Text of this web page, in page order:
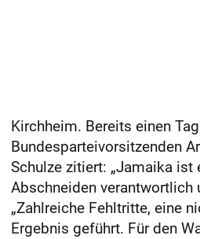
Kirchheim. Bereits einen
Bundesparteivorsitzenden
Schulze zitiert: „Jamaika
Abschneiden verantwortlich
„Zahlreiche Fehltritte, eine
Ergebnis geführt. Für den